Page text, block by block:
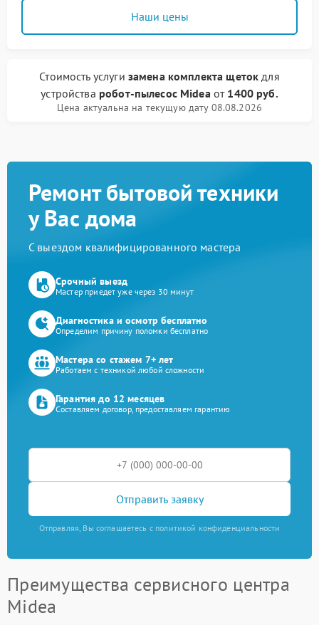
Наши цены
Стоимость услуги замена комплекта щеток для
устройства робот-пылесос Mideaот 1400 руб.
Цена актуальна на текущую дату 08.08.2026
Ремонт бытовой техники
у Вас дома
С выездом квалифицированного мастера
Срочный выезд
Мастер приедет уже через 30 минут
Диагностика и осмотр бесплатно
Определим причину поломки бесплатно
Мастера со стажем 7+ лет
Работаем с техникой любой сложности
Гарантия до 12 месяцев
Составляем договор, предоставляем гарантию
Отправить заявку
Отправляя, Вы соглашаетесь с политикой конфиденциальности
Преимущества сервисного центра
Midea